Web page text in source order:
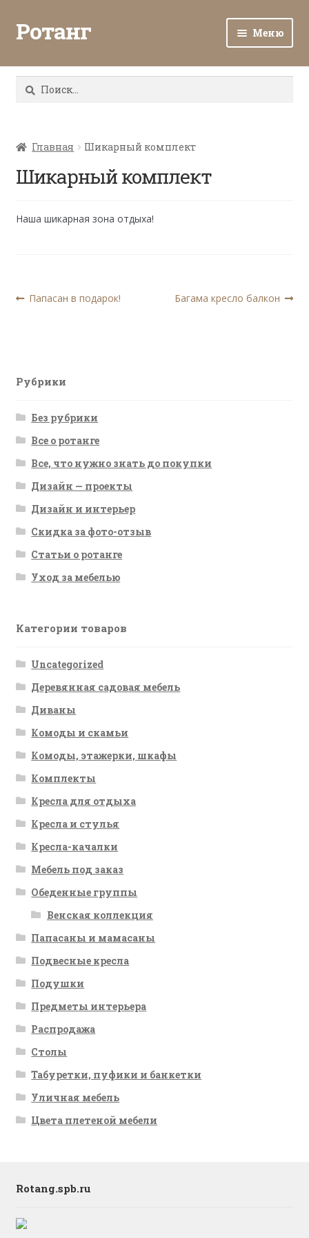
Ротанг Меню
Каталог
Все о ротанге
Найти:
Главная Шикарный комплект
Шикарный комплект
Наша шикарная зона отдыха!
Навигация
Предыдущая
Папасан в подарок!
Следующая
Багама кресло балкон
Рубрики
Без рубрики
Все о ротанге
Все, что нужно знать до покупки
Дизайн — проекты
Дизайн и интерьер
Скидка за фото-отзыв
Статьи о ротанге
Уход за мебелью
Категории товаров
Uncategorized
Деревянная садовая мебель
Диваны
Комоды и скамьи
Комоды, этажерки, шкафы
Комплекты
Кресла для отдыха
Кресла и стулья
Кресла-качалки
Мебель под заказ
Обеденные группы
Венская коллекция
Папасаны и мамасаны
Подвесные кресла
Подушки
Предметы интерьера
Распродажа
Столы
Табуретки, пуфики и банкетки
Уличная мебель
Цвета плетеной мебели
Rotang.spb.ru